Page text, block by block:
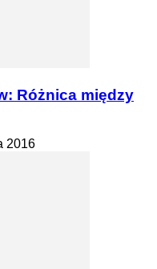
Różnica między
2016